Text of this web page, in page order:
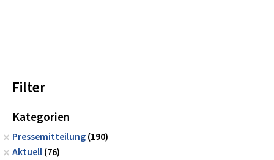
Filter
Kategorien
Pressemitteilung(190)
Aktuell(76)